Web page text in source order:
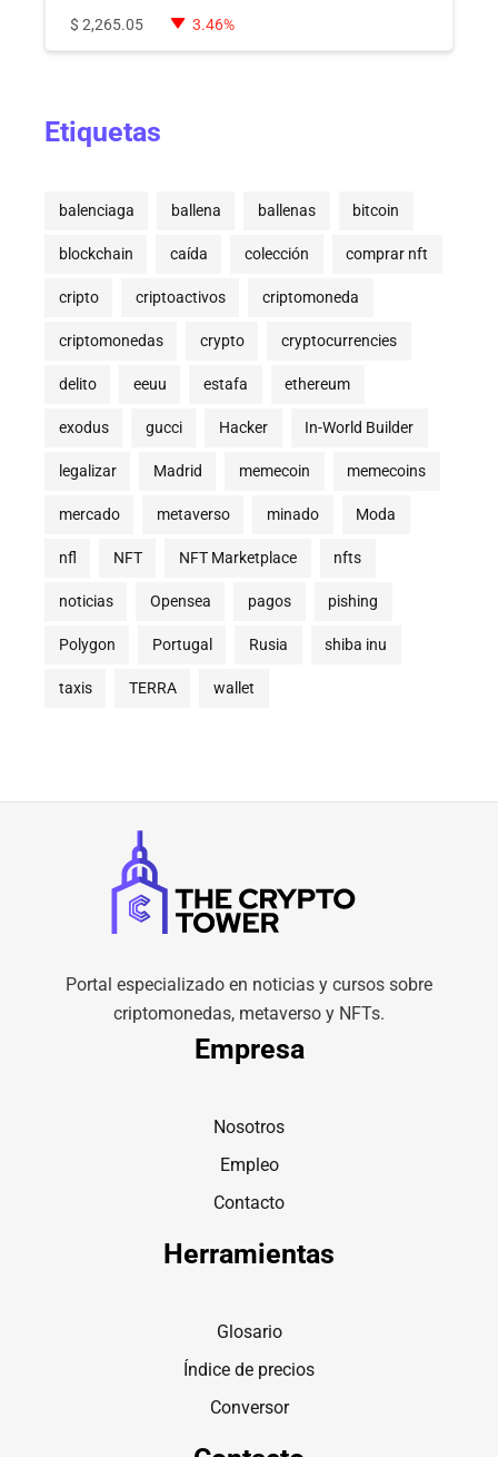
$ 2,265.05 3.46%
Etiquetas
balenciaga ballena ballenas bitcoin
blockchain caída colección comprar nft
cripto criptoactivos criptomoneda
criptomonedas crypto cryptocurrencies
delito eeuu estafa ethereum
exodus gucci Hacker In-World Builder
legalizar Madrid memecoin memecoins
mercado metaverso minado Moda
nfl NFT NFT Marketplace nfts
noticias Opensea pagos pishing
Polygon Portugal Rusia shiba inu
taxis TERRA wallet
Portal especializado en noticias y cursos sobre
criptomonedas, metaverso y NFTs.
Empresa
Nosotros
Empleo
Contacto
Herramientas
Glosario
Índice de precios
Conversor